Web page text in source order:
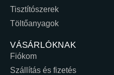
Tisztítószerek
Töltőanyagok
VÁSÁRLÓKNAK
Fiókom
Szállítás és fizetés